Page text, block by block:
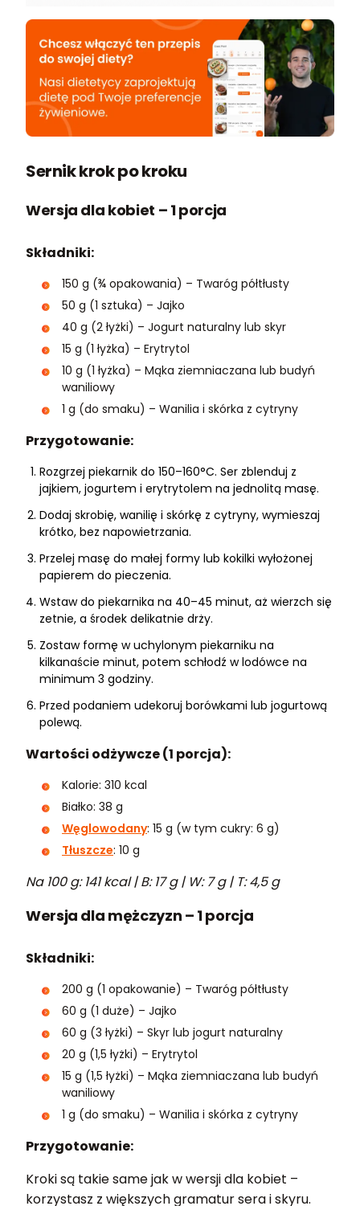
Sernik krok po kroku
Wersja dla kobiet – 1 porcja
Składniki:
150 g (¾ opakowania) – Twaróg półtłusty
50 g (1 sztuka) – Jajko
40 g (2 łyżki) – Jogurt naturalny lub skyr
15 g (1 łyżka) – Erytrytol
10 g (1 łyżka) – Mąka ziemniaczana lub budyń
waniliowy
1 g (do smaku) – Wanilia i skórka z cytryny
Przygotowanie:
Rozgrzej piekarnik do 150–160°C. Ser zblenduj z
jajkiem, jogurtem i erytrytolem na jednolitą masę.
Dodaj skrobię, wanilię i skórkę z cytryny, wymieszaj
krótko, bez napowietrzania.
Przelej masę do małej formy lub kokilki wyłożonej
papierem do pieczenia.
Wstaw do piekarnika na 40–45 minut, aż wierzch się
zetnie, a środek delikatnie drży.
Zostaw formę w uchylonym piekarniku na
kilkanaście minut, potem schłodź w lodówce na
minimum 3 godziny.
Przed podaniem udekoruj borówkami lub jogurtową
polewą.
Wartości odżywcze (1 porcja):
Kalorie: 310 kcal
Białko: 38 g
Węglowodany: 15 g (w tym cukry: 6 g)
Tłuszcze: 10 g
Na 100 g: 141 kcal | B: 17 g | W: 7 g | T: 4,5 g
Wersja dla mężczyzn – 1 porcja
Składniki:
200 g (1 opakowanie) – Twaróg półtłusty
60 g (1 duże) – Jajko
60 g (3 łyżki) – Skyr lub jogurt naturalny
20 g (1,5 łyżki) – Erytrytol
15 g (1,5 łyżki) – Mąka ziemniaczana lub budyń
waniliowy
1 g (do smaku) – Wanilia i skórka z cytryny
Przygotowanie:
Kroki są takie same jak w wersji dla kobiet –
korzystasz z większych gramatur sera i skyru.